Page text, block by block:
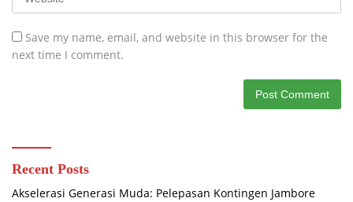
Save my name, email, and website in this browser for the
next time I comment.
Recent Posts
Akselerasi Generasi Muda: Pelepasan Kontingen Jambore